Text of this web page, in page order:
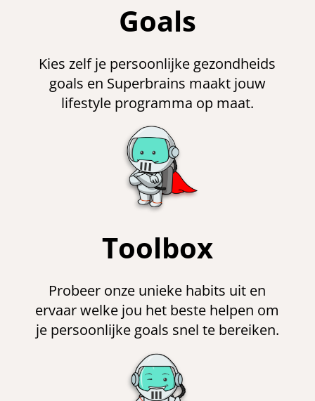
Goals
Kies zelf je persoonlijke gezondheids
goals en Superbrains maakt jouw
lifestyle programma op maat.
Toolbox
Probeer onze unieke habits uit en
ervaar welke jou het beste helpen om
je persoonlijke goals snel te bereiken.